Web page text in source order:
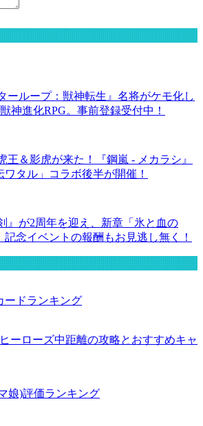
ーループ：獣神転生』名将がケモ化し
神進化RPG。事前登録受付中！
王＆影虎が来た！『鋼嵐 - メカラシ』
ワタル」コラボ後半が開催！
』が2周年を迎え、新章「氷と血の
念イベントの報酬もお見逃し無く！
ードランキング
ーローズ中距離の攻略とおすすめキャ
娘)評価ランキング